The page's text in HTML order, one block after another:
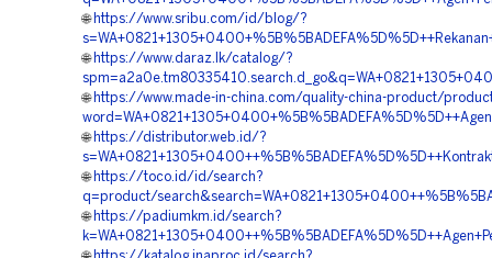
🌐 https://www.sribu.com/id/blog/?
🌐 https://www.daraz.lk/catalog/?
🌐 https://www.made-in-china.com/quality-china-product/
🌐 https://distributor.web.id/?
🌐 https://toco.id/id/search?
q=product/
🌐 https://padiumkm.id/search?